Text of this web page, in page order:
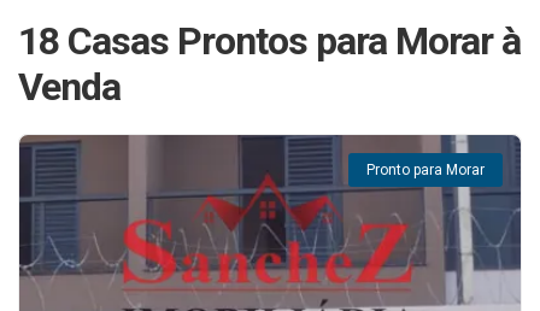
18 Casas Prontos para Morar à
Venda
Pronto para Morar